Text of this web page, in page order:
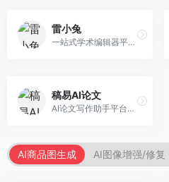
雷小兔
一站式学术编辑器平台，覆盖论文写作全流程。面向高校学生和科研人员，提供选题分析、文献检索、论文生成、查重降重等服务，操作流程清晰，学术写作效率显著提升。
稿易AI论文
AI论文写作助手平台，提供智能化学术写作支持。面向高校学生，支持多种论文类型生成，提供参考文献管理和格式规范服务，操作流程简单。
AI商品图生成 AI图像增强/修复